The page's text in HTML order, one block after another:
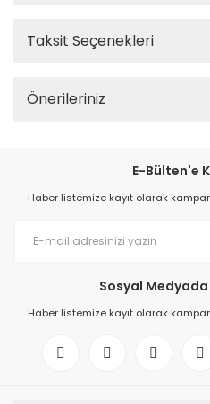
Taksit Seçenekleri
Önerileriniz
E-Bülten'e
Haber listemize kayıt olarak
Sosyal Medyada
Haber listemize kayıt olarak